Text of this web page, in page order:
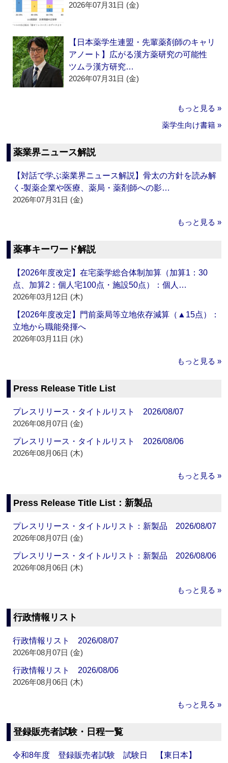
2026年07月31日 (金)
【日本薬学生連盟・先輩薬剤師のキャリ
アノート】広がる漢方薬研究の可能性
ツムラ漢方研究…
2026年07月31日 (金)
もっと見る »
薬学生向け書籍 »
薬業界ニュース解説
【対話で学ぶ薬業界ニュース解説】骨太の方針を読み解
く‐製薬企業や医療、薬局・薬剤師への影…
2026年07月31日 (金)
もっと見る »
薬事キーワード解説
【2026年度改定】在宅薬学総合体制加算（加算1：30
点、加算2：個人宅100点・施設50点）：個人…
2026年03月12日 (木)
【2026年度改定】門前薬局等立地依存減算（▲15点）：
立地から職能発揮へ
2026年03月11日 (水)
もっと見る »
Press Release Title List
プレスリリース・タイトルリスト 2026/08/07
2026年08月07日 (金)
プレスリリース・タイトルリスト 2026/08/06
2026年08月06日 (木)
もっと見る »
Press Release Title List：新製品
プレスリリース・タイトルリスト：新製品 2026/08/07
2026年08月07日 (金)
プレスリリース・タイトルリスト：新製品 2026/08/06
2026年08月06日 (木)
もっと見る »
行政情報リスト
行政情報リスト 2026/08/07
2026年08月07日 (金)
行政情報リスト 2026/08/06
2026年08月06日 (木)
もっと見る »
登録販売者試験・日程一覧
令和8年度 登録販売者試験 試験日 【東日本】